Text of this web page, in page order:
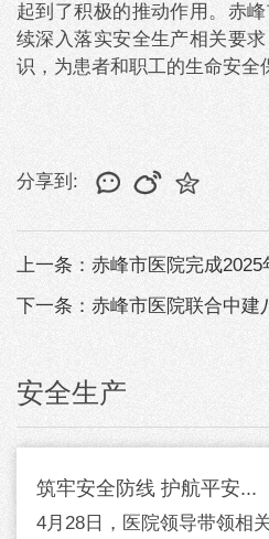
起到了积极的推动作用。赤
续深入落实安全生产相关要
识，为患者和职工的生命安全
分享到:
安全生产
筑牢安全防线 护航平安...
4月28日，医院领导带领相